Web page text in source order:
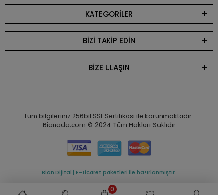
KATEGORİLER
BİZİ TAKİP EDİN
BİZE ULAŞIN
Tüm bilgileriniz 256bit SSL Sertifikası ile korunmaktadır.
Bianada.com © 2024 Tüm Hakları Saklıdır
0
Bian Dijital | E-ticaret paketleri ile hazırlanmıştır.